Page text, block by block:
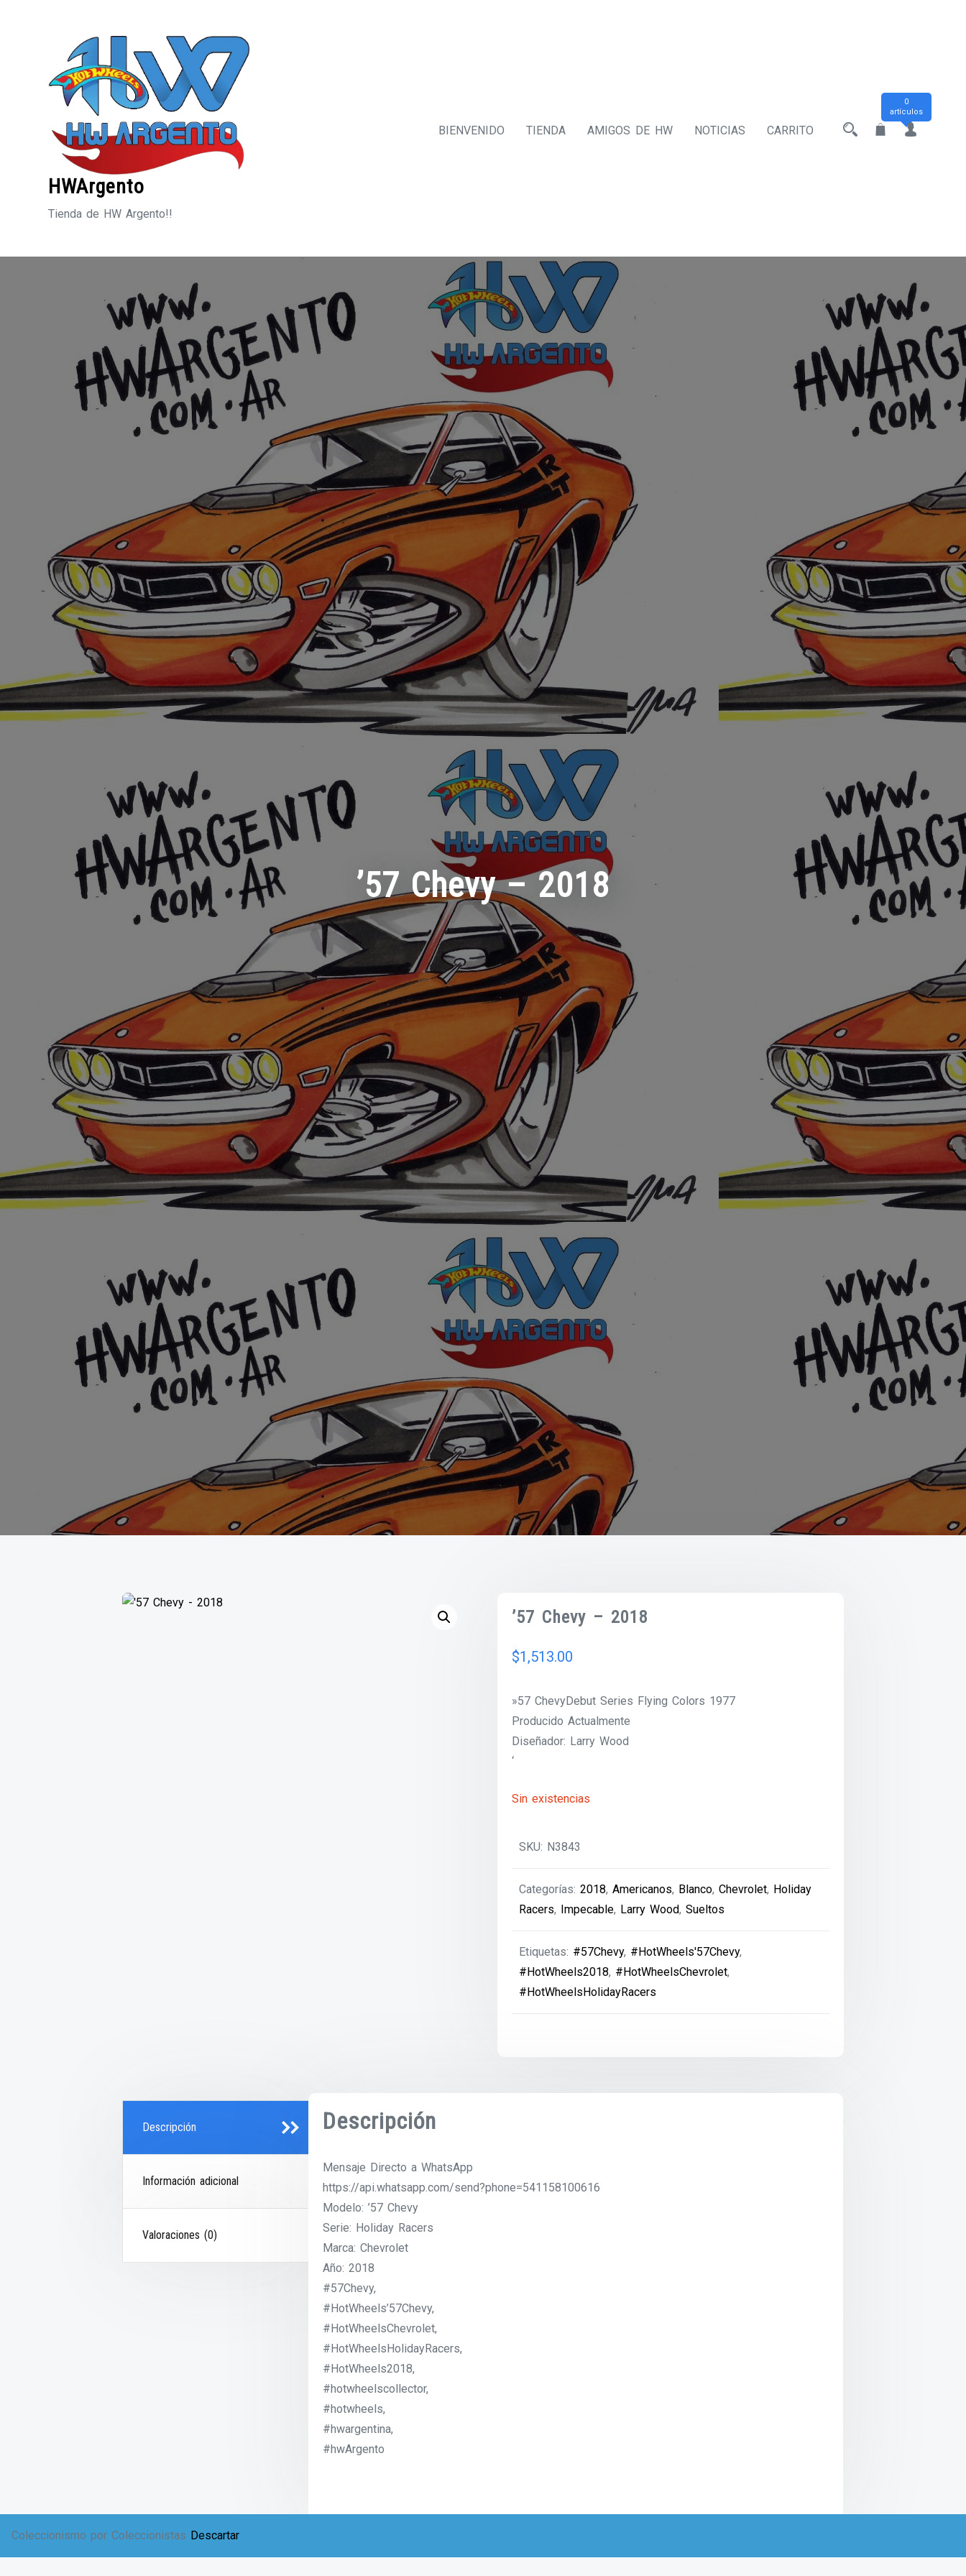
Coleccionismo por Coleccionistas Descartar
HWArgento
Tienda de HW Argento!!
BIENVENIDO TIENDA AMIGOS DE HW NOTICIAS CARRITO
0
artículos
’57 Chevy – 2018
’57 Chevy – 2018
$1,513.00
»57 ChevyDebut Series Flying Colors 1977
Producido Actualmente
Diseñador: Larry Wood
‘
Sin existencias
SKU: N3843
Categorías:2018,Americanos, Blanco,Chevrolet, Holiday
Racers, Impecable, Larry Wood,Sueltos
Etiquetas: #57Chevy, #HotWheels'57Chevy,
#HotWheels2018, #HotWheelsChevrolet,
#HotWheelsHolidayRacers
Descripción
Información adicional
Valoraciones (0)
Descripción
Mensaje Directo a WhatsApp
https://api.whatsapp.com/send?phone=541158100616
Modelo: ’57 Chevy
Serie: Holiday Racers
Marca: Chevrolet
Año: 2018
#57Chevy,
#HotWheels’57Chevy,
#HotWheelsChevrolet,
#HotWheelsHolidayRacers,
#HotWheels2018,
#hotwheelscollector,
#hotwheels,
#hwargentina,
#hwArgento